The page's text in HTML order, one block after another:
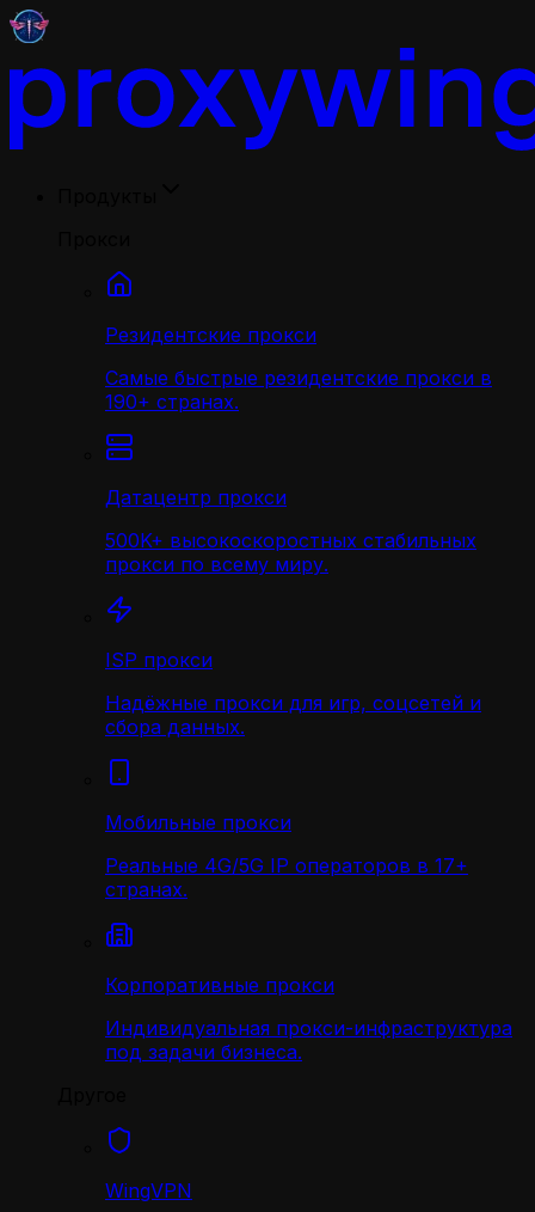
Резидентские прокси
Самые быстрые резидентские прокси в
190+ странах.
Датацентр прокси
500K+ высокоскоростных стабильных
прокси по всему миру.
ISP прокси
Надёжные прокси для игр, соцсетей и
сбора данных.
Мобильные прокси
Реальные 4G/5G IP операторов в 17+
странах.
Корпоративные прокси
Индивидуальная прокси-инфраструктура
под задачи бизнеса.
WingVPN